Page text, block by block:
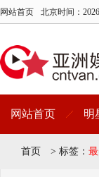
网站首页 北京时间：
网站首页 明
首页 > 标签：